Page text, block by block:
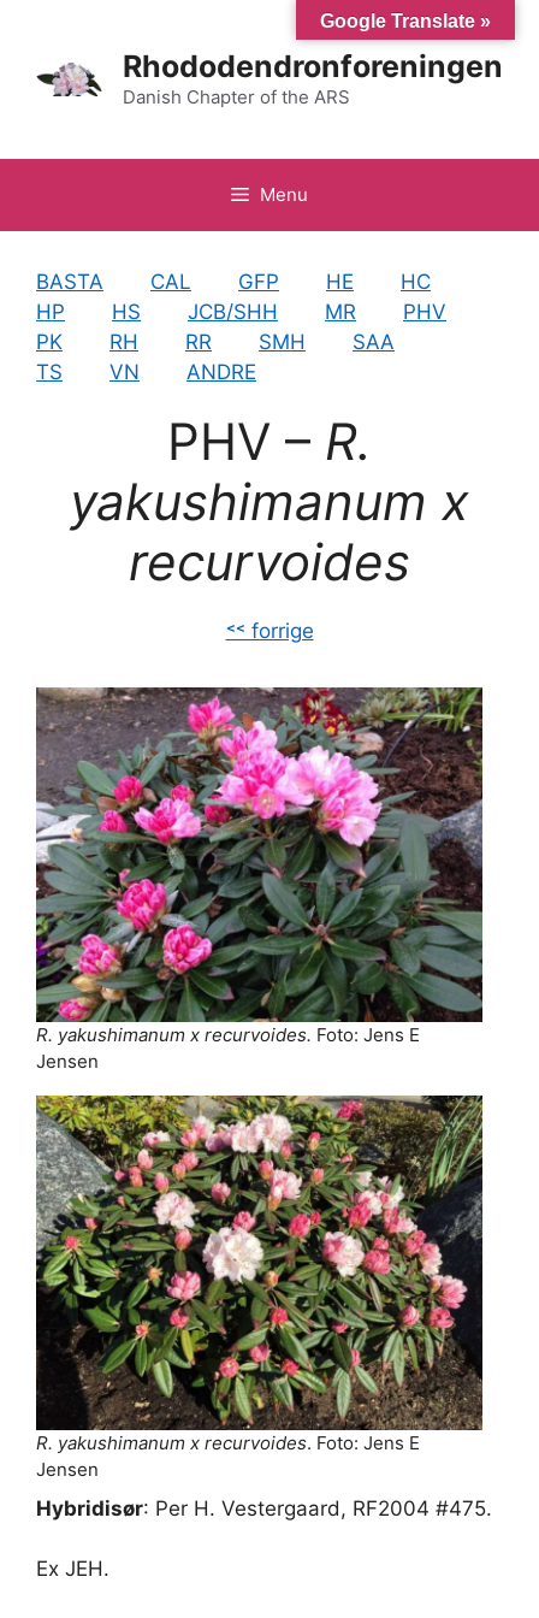
indhold
Rhododendronforeningen
Danish Chapter of the ARS
Menu
BASTA CAL GFP HE
HC
HP
HS JCB/SHH MR
PHV
PK
RH RR SMH
SAA
TS
VN ANDRE
PHV – R.
yakushimanum x
recurvoides
˂˂ forrige
R. yakushimanum x recurvoides. Foto: Jens E
Jensen
R. yakushimanum x recurvoides. Foto: Jens E
Jensen
Hybridisør: Per H. Vestergaard, RF2004 #475.
Ex JEH.
Google Translate »